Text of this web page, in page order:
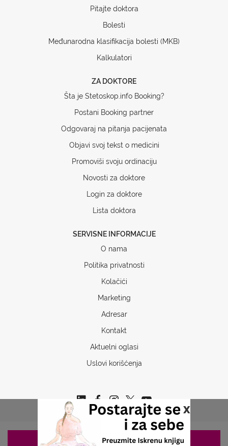
x
Pitajte doktora
Bolesti
Međunarodna klasifikacija bolesti (MKB)
Kalkulatori
ZA DOKTORE
Šta je Stetoskop.info Booking?
Postani Booking partner
Odgovaraj na pitanja pacijenata
Objavi svoj tekst o medicini
Promoviši svoju ordinaciju
Novosti za doktore
Login za doktore
Lista doktora
SERVISNE INFORMACIJE
O nama
Politika privatnosti
Kolačići
Marketing
Adresar
Kontakt
Aktuelni oglasi
Uslovi korišćenja
ZAKAZIVANJE 063/687-460